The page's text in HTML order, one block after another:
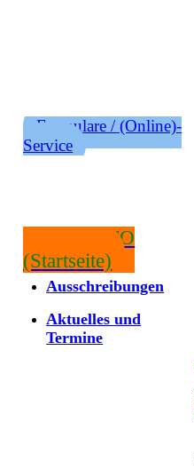
Formulare / (Online)-
Service
RATSINFO
(Startseite)
Ausschreibungen
Aktuelles und
Termine